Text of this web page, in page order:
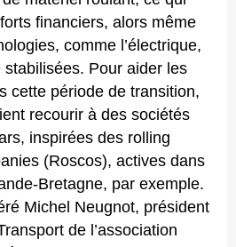
financiers, alors même
comme l’électrique,
Pour aider les
cette période de transition,
recourir à des sociétés
inspirées des rolling
(Roscos), actives dans
Bretagne, par exemple.
Michel Neugnot, président
de l’association